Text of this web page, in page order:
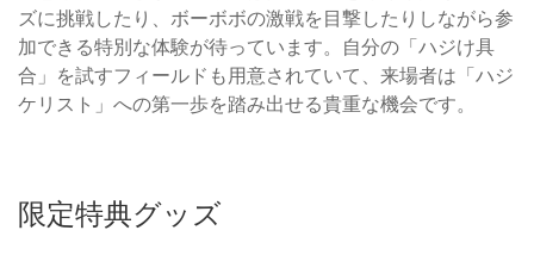
ズに挑戦したり、ボーボボの激戦を目撃したりしながら参
加できる特別な体験が待っています。自分の「ハジけ具
合」を試すフィールドも用意されていて、来場者は「ハジ
ケリスト」への第一歩を踏み出せる貴重な機会です。
限定特典グッズ